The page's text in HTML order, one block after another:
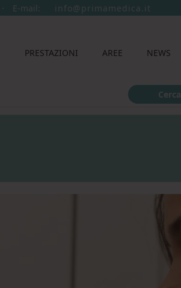
· E-mail: info@primamedica.it
PRESTAZIONI AREE NEWS
Cerca